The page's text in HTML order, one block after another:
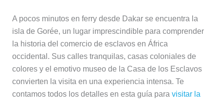
A pocos minutos en ferry desde Dakar se encuentra la
isla de Gorée, un lugar imprescindible para comprender
la historia del comercio de esclavos en África
occidental. Sus calles tranquilas, casas coloniales de
colores y el emotivo museo de la Casa de los Esclavos
convierten la visita en una experiencia intensa. Te
contamos todos los detalles en esta guía para visitar la